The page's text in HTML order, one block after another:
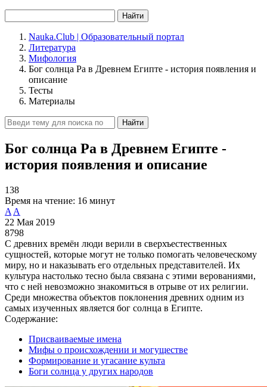
Найти
Nauka.Club | Образовательный портал
Литература
Мифология
Бог солнца Ра в Древнем Египте - история появления и
описание
Тесты
Материалы
Найти
Бог солнца Ра в Древнем Египте -
история появления и описание
138
Время на чтение: 16 минут
A A
22 Мая 2019
8798
С древних времён люди верили в сверхъестественных
сущностей, которые могут не только помогать человеческому
миру, но и наказывать его отдельных представителей. Их
культура настолько тесно была связана с этими верованиями,
что с ней невозможно знакомиться в отрыве от их религии.
Среди множества объектов поклонения древних одним из
самых изученных является бог солнца в Египте.
Содержание:
Присваиваемые имена
Мифы о происхождении и могуществе
Формирование и угасание культа
Боги солнца у других народов